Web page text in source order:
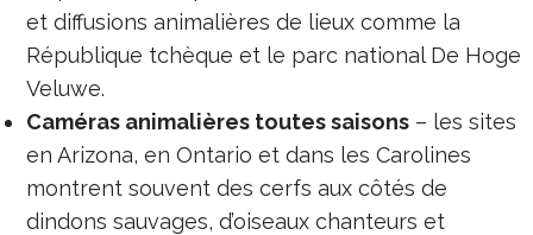
et diffusions animalières de lieux comme la
République tchèque et le parc national De Hoge
Veluwe.
Caméras animalières toutes saisons– les sites
en Arizona, en Ontario et dans les Carolines
montrent souvent des cerfs aux côtés de
dindons sauvages, d’oiseaux chanteurs et